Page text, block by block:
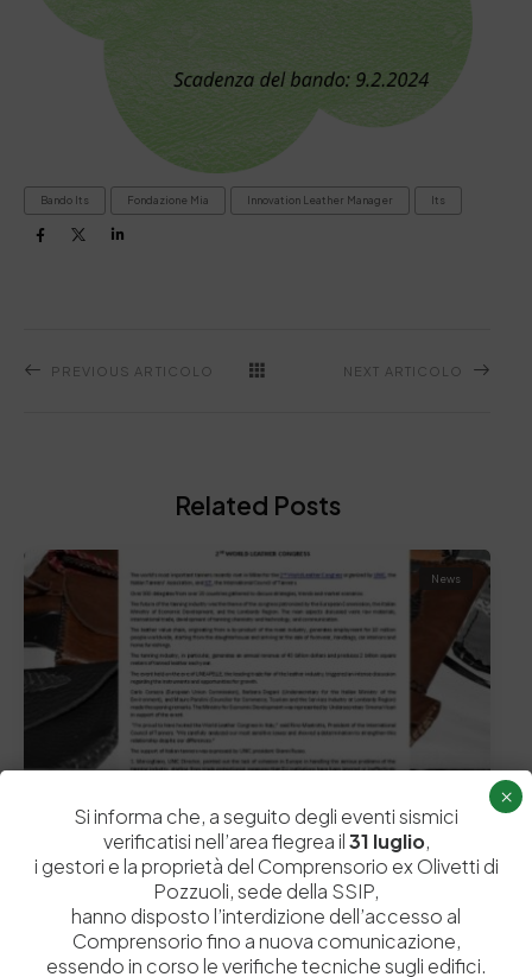
Bando Its Fondazione Mia Innovation Leather Manager Its
PREVIOUS ARTICOLO NEXT ARTICOLO
Related Posts
2 Luglio 2015
News
World Leather Congress 2015
MILAN, The Capital Of Leather "Trends and Future
Challenges" is the subject of the 2nd…
by Admin_dev2 0 0
Si informa che, a seguito degli eventi sismici
verificatisi nell’area flegrea il31 luglio,
i gestori e la proprietà del Comprensorio ex Olivetti di
Pozzuoli, sede della SSIP,
hanno disposto l’interdizione dell’accesso al
Comprensorio fino a nuova comunicazione,
essendo in corso le verifiche tecniche sugli edifici.
×